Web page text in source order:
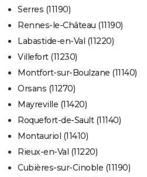
Serres (11190)
Rennes-le-Château (11190)
Labastide-en-Val (11220)
Villefort (11230)
Montfort-sur-Boulzane (11140)
Orsans (11270)
Mayreville (11420)
Roquefort-de-Sault (11140)
Montauriol (11410)
Rieux-en-Val (11220)
Cubières-sur-Cinoble (11190)